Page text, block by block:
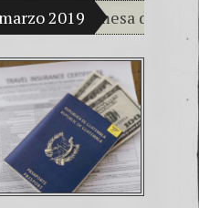
marzo 2019
una promesa del tenis
Rompiendo
¿Cómo el
El Día de la
Una señal de
7. NUESTRA